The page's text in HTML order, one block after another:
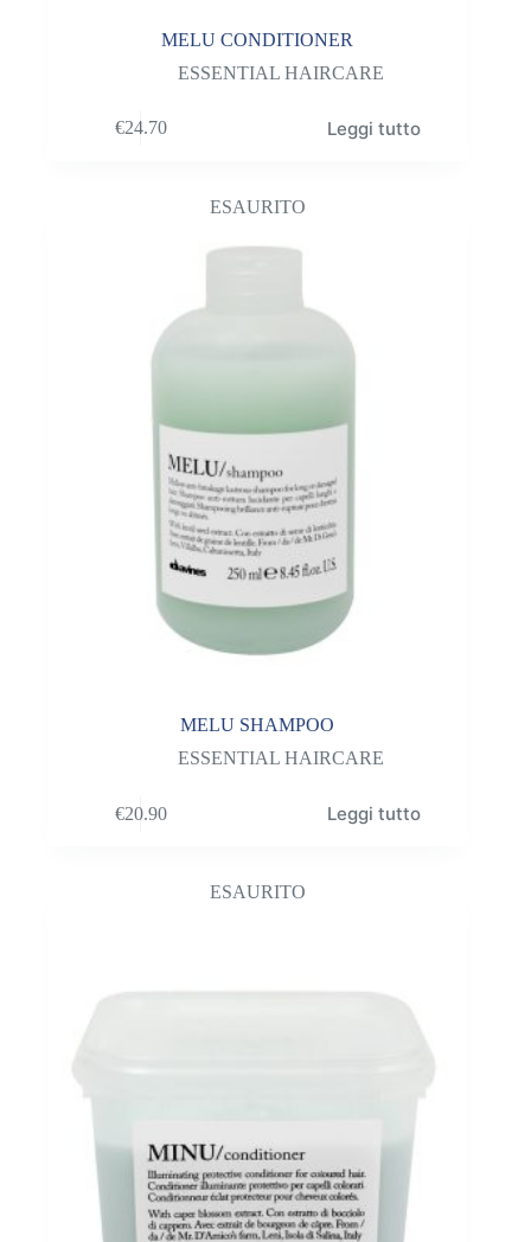
MELU CONDITIONER
ESSENTIAL HAIRCARE
€24.70 Leggi tutto
ESAURITO
MELU SHAMPOO
ESSENTIAL HAIRCARE
€20.90 Leggi tutto
ESAURITO